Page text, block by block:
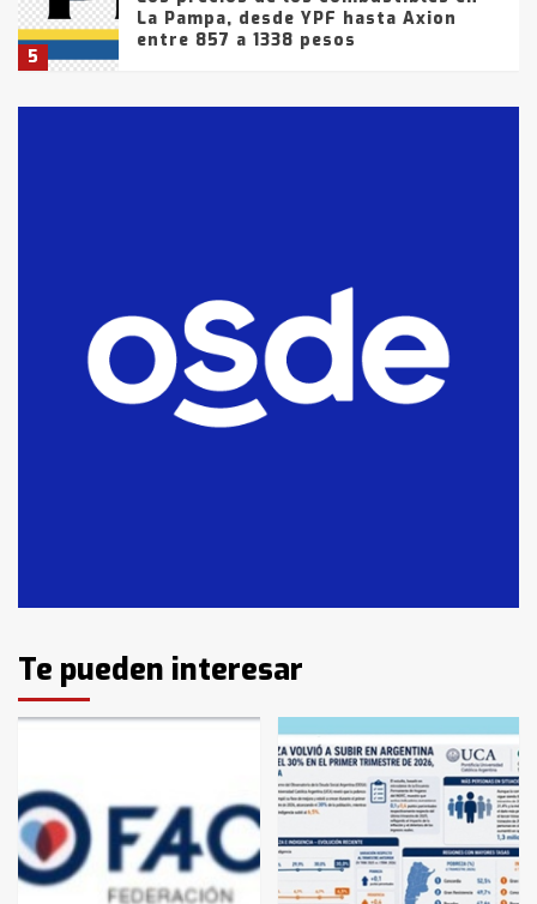
5
La Pampa, desde YPF hasta Axion
entre 857 a 1338 pesos
fueron detenidos por
comercialización de drogas en la
tarde del sábado
T.Lauquen: se vendió el edificio de
lo que fue la planta Industrial del
3
Identidad de los adolescentes
pampeanos que fueron
en la mañana del lunes
4
Accidente en Ruta 5: falleció un
joven de Trenque Lauquen
Te pueden interesar